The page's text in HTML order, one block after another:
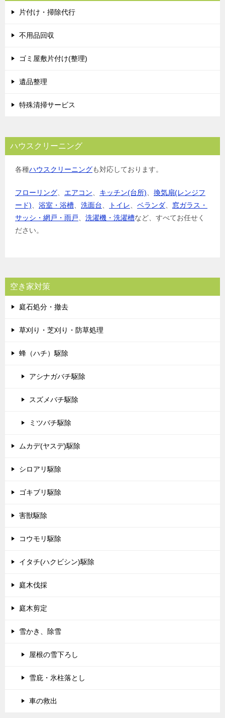
片付け・掃除代行
不用品回収
ゴミ屋敷片付け(整理)
遺品整理
特殊清掃サービス
ハウスクリーニング
各種ハウスクリーニングも対応しております。
フローリング エアコン キッチン(台所)
換気扇(レンジフ
ード)
浴室・浴槽 洗面台 トイレ ベランダ
窓ガラス・
サッシ・網戸・雨戸
洗濯機・洗濯槽など、すべてお任せく
ださい。
空き家対策
庭石処分・撤去
草刈り・芝刈り・防草処理
蜂（ハチ）駆除
アシナガバチ駆除
スズメバチ駆除
ミツバチ駆除
ムカデ(ヤスデ)駆除
シロアリ駆除
ゴキブリ駆除
害獣駆除
コウモリ駆除
イタチ(ハクビシン)駆除
庭木伐採
庭木剪定
雪かき、除雪
屋根の雪下ろし
雪庇・氷柱落とし
車の救出